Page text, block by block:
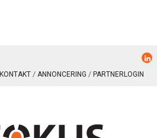
KONTAKT ANNONCERING PARTNERLOGIN